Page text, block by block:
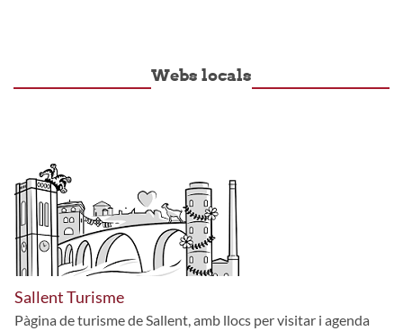
Webs locals
Sallent Turisme
Pàgina de turisme de Sallent, amb llocs per visitar i agenda